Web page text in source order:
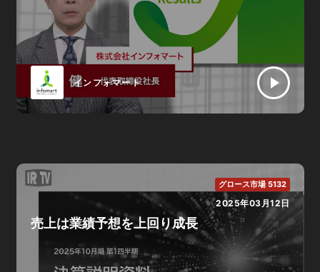
インフォマート
グロース市場 5132
2025年03月12日
売上は業績予想を上回り成長